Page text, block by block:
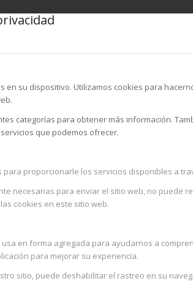
en su dispositivo. Utilizamos cookies para
categorías para obtener más información.
que podemos ofrecer.
proporcionarle los servicios disponibles a
necesarias para enviar el sitio web, no
cookies en este sitio web.
en forma agregada para ayudarnos a
para mejorar su experiencia.
sitio, puede deshabilitar el rastreo en su